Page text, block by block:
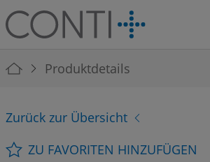
Skip to main navigation
Skip to main content
Skip to page footer
You are here:
Produktdetails
Zurück zur Übersicht
ZU FAVORITEN HINZUFÜGEN